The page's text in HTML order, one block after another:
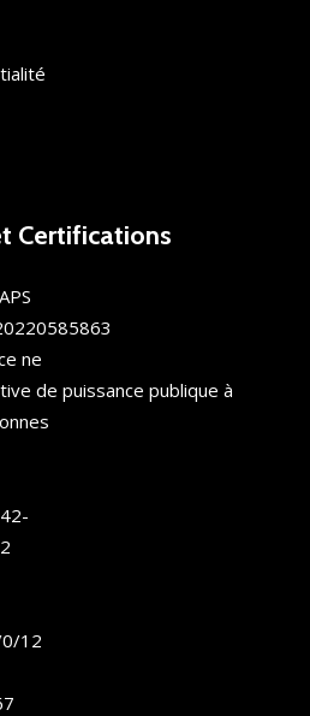
Certifications
ne
de puissance publique à
12